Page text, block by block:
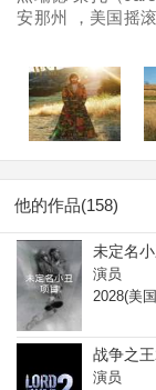
安那州 ，美国摇
极限运动高端玩
1992年，21岁的
次出镜，正式出
正式角色。1995
Mars。1999年，
2000年，参演电
2007年，增重67
曼一角。2012年
部》中一个有异
家俱乐部 》中表
第86届 奥斯卡 最
他的作品(158)
未定名
演员
2028(美
战争之
演员